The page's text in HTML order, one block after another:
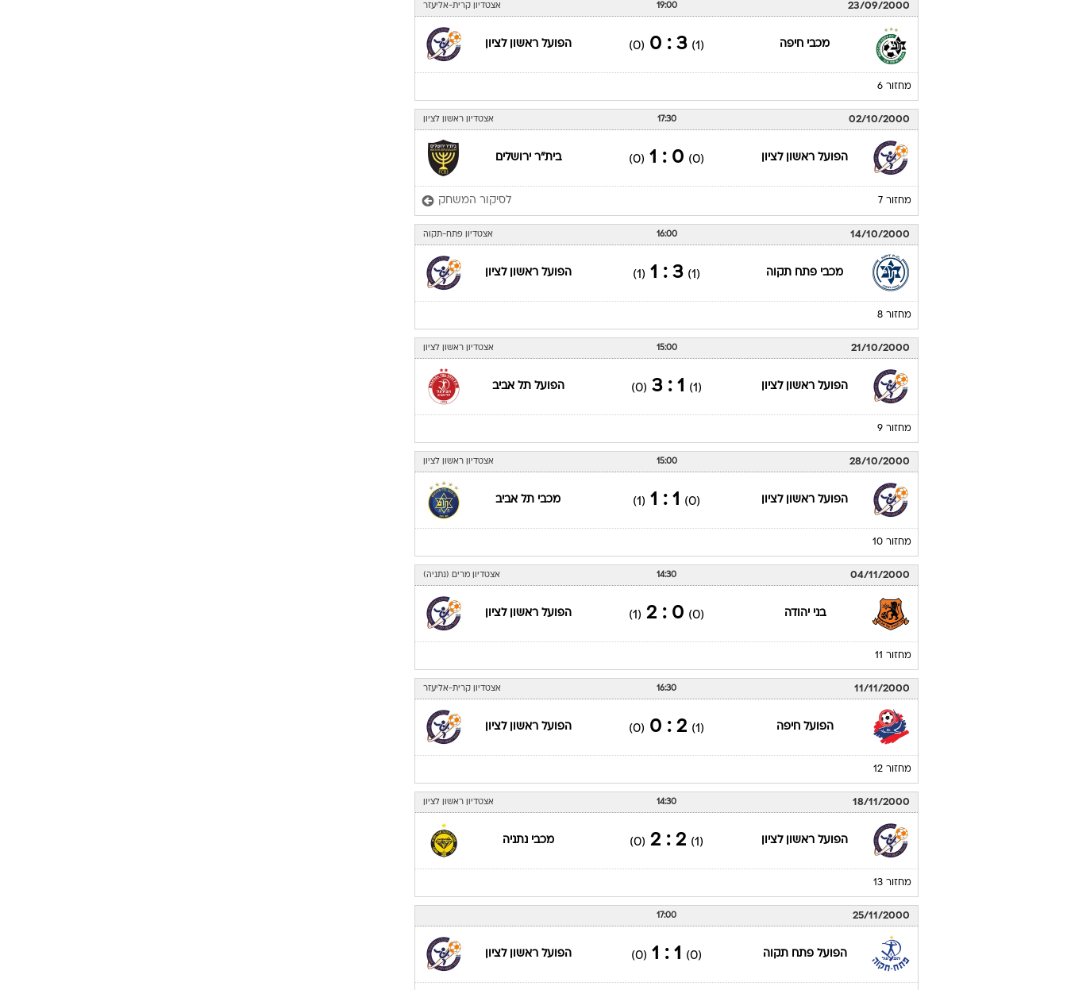
23/09/2000
19:00 אצטדיון קרית-אליעזר
מכבי חיפה (1)
3 : 0
(0) הפועל ראשון לציון
מחזור 6
02/10/2000
17:30 אצטדיון ראשון לציון
הפועל ראשון לציון (0)
0 : 1
(0) בית"ר ירושלים
מחזור 7 לסיקור המשחק
14/10/2000
16:00 אצטדיון פתח-תקוה
מכבי פתח תקוה (1)
3 : 1
(1) הפועל ראשון לציון
מחזור 8
21/10/2000
15:00 אצטדיון ראשון לציון
הפועל ראשון לציון (1)
1 : 3
(0) הפועל תל אביב
מחזור 9
28/10/2000
15:00 אצטדיון ראשון לציון
הפועל ראשון לציון (0)
1 : 1
(1) מכבי תל אביב
מחזור 10
04/11/2000
14:30 אצטדיון מרים (נתניה)
בני יהודה (0)
0 : 2
(1) הפועל ראשון לציון
מחזור 11
11/11/2000
16:30 אצטדיון קרית-אליעזר
הפועל חיפה (1)
2 : 0
(0) הפועל ראשון לציון
מחזור 12
18/11/2000
14:30 אצטדיון ראשון לציון
הפועל ראשון לציון (1)
2 : 2
(0) מכבי נתניה
מחזור 13
25/11/2000
17:00
הפועל פתח תקוה (0)
1 : 1
(0) הפועל ראשון לציון